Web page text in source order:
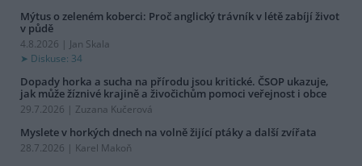
Mýtus o zeleném koberci: Proč anglický trávník v létě zabíjí život
v půdě
4.8.2026 | Jan Skala
Diskuse: 34
Dopady horka a sucha na přírodu jsou kritické. ČSOP ukazuje,
jak může žíznivé krajině a živočichům pomoci veřejnost i obce
29.7.2026 | Zuzana Kučerová
Myslete v horkých dnech na volně žijící ptáky a další zvířata
28.7.2026 | Karel Makoň